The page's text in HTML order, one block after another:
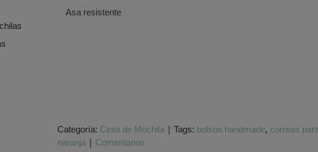
Asa resistente
Categoría: Cinta de Mochila| Tags: bolsos handmade correas
naranja | Comentarios